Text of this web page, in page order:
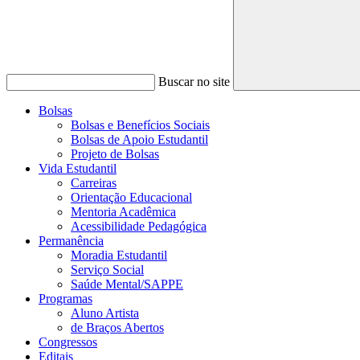
Buscar no site
Bolsas
Bolsas e Benefícios Sociais
Bolsas de Apoio Estudantil
Projeto de Bolsas
Vida Estudantil
Carreiras
Orientação Educacional
Mentoria Acadêmica
Acessibilidade Pedagógica
Permanência
Moradia Estudantil
Serviço Social
Saúde Mental/SAPPE
Programas
Aluno Artista
de Braços Abertos
Congressos
Editais